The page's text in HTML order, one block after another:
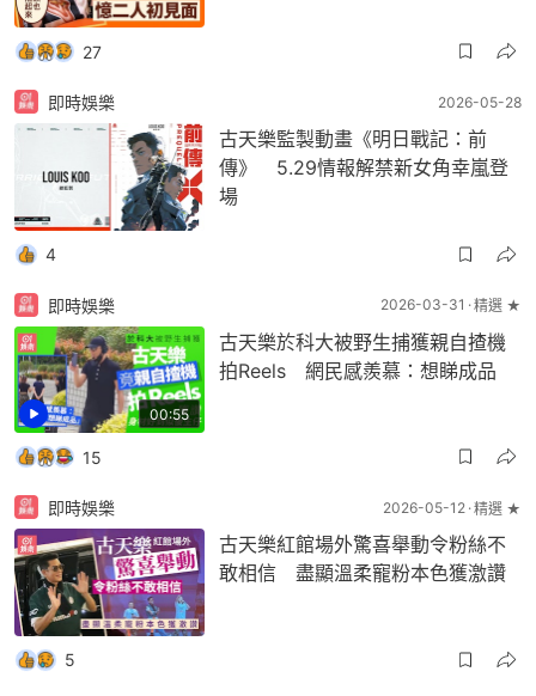
27
即時娛樂 2026-05-28
古天樂監製動畫《明日戰記：前
傳》 5.29情報解禁新女角幸嵐登
場
4
00:55
即時娛樂 2026-03-31 精選 ★
古天樂於科大被野生捕獲親自揸機
拍Reels 網民感羨慕：想睇成品
15
即時娛樂 2026-05-12 精選 ★
古天樂紅館場外驚喜舉動令粉絲不
敢相信 盡顯溫柔寵粉本色獲激讚
5